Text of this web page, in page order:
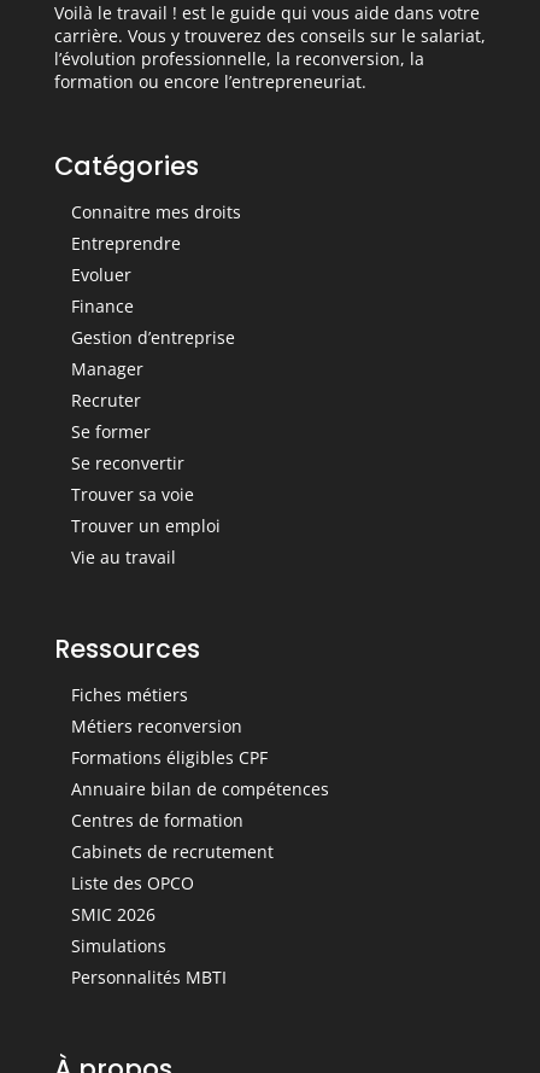
Voilà le travail ! est le guide qui vous aide dans votre
carrière. Vous y trouverez des conseils sur le salariat,
l’évolution professionnelle, la reconversion, la
formation ou encore l’entrepreneuriat.
Catégories
Connaitre mes droits
Entreprendre
Evoluer
Finance
Gestion d’entreprise
Manager
Recruter
Se former
Se reconvertir
Trouver sa voie
Trouver un emploi
Vie au travail
Ressources
Fiches métiers
Métiers reconversion
Formations éligibles CPF
Annuaire bilan de compétences
Centres de formation
Cabinets de recrutement
Liste des OPCO
SMIC 2026
Simulations
Personnalités MBTI